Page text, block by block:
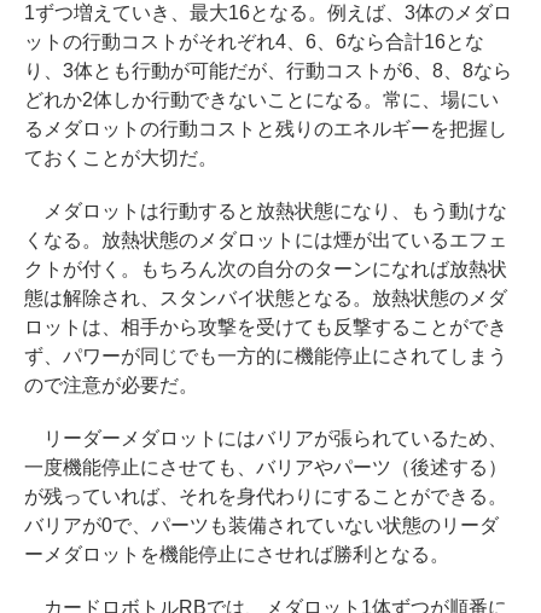
1ずつ増えていき、最大16となる。例えば、3体のメダロ
ットの行動コストがそれぞれ4、6、6なら合計16とな
り、3体とも行動が可能だが、行動コストが6、8、8なら
どれか2体しか行動できないことになる。常に、場にい
るメダロットの行動コストと残りのエネルギーを把握し
ておくことが大切だ。
メダロットは行動すると放熱状態になり、もう動けな
くなる。放熱状態のメダロットには煙が出ているエフェ
クトが付く。もちろん次の自分のターンになれば放熱状
態は解除され、スタンバイ状態となる。放熱状態のメダ
ロットは、相手から攻撃を受けても反撃することができ
ず、パワーが同じでも一方的に機能停止にされてしまう
ので注意が必要だ。
リーダーメダロットにはバリアが張られているため、
一度機能停止にさせても、バリアやパーツ（後述する）
が残っていれば、それを身代わりにすることができる。
バリアが0で、パーツも装備されていない状態のリーダ
ーメダロットを機能停止にさせれば勝利となる。
カードロボトルRBでは、メダロット1体ずつが順番に